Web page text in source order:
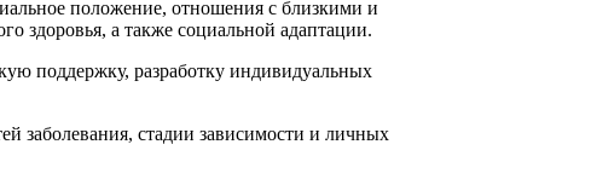
положение, отношения с близкими и
здоровья, а также социальной адаптации.
поддержку, разработку индивидуальных
заболевания, стадии зависимости и личных